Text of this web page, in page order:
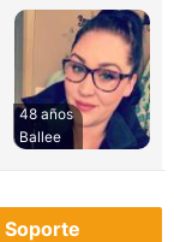
48 años
Ballee
Soporte